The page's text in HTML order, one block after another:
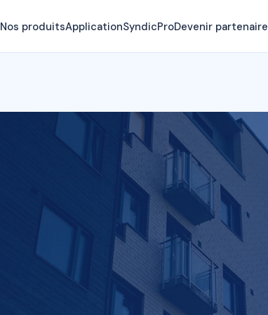
Nos produitsApplicationSyndicProDevenir partenaire